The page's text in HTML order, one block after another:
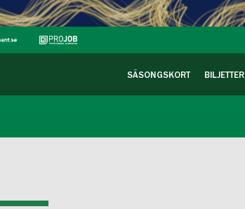
SÄSONGSKORT BILJETTER